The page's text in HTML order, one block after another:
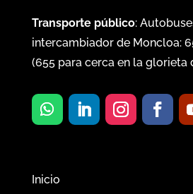
Transporte público:
intercambiador de Moncloa:
(655para cerca en la glorieta
Inicio